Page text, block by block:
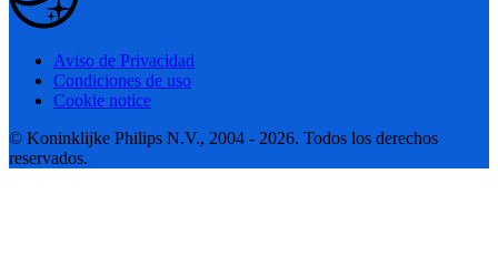
Aviso de Privacidad
Condiciones de uso
Cookie notice
© Koninklijke Philips N.V., 2004 - 2026. Todos los derechos
reservados.